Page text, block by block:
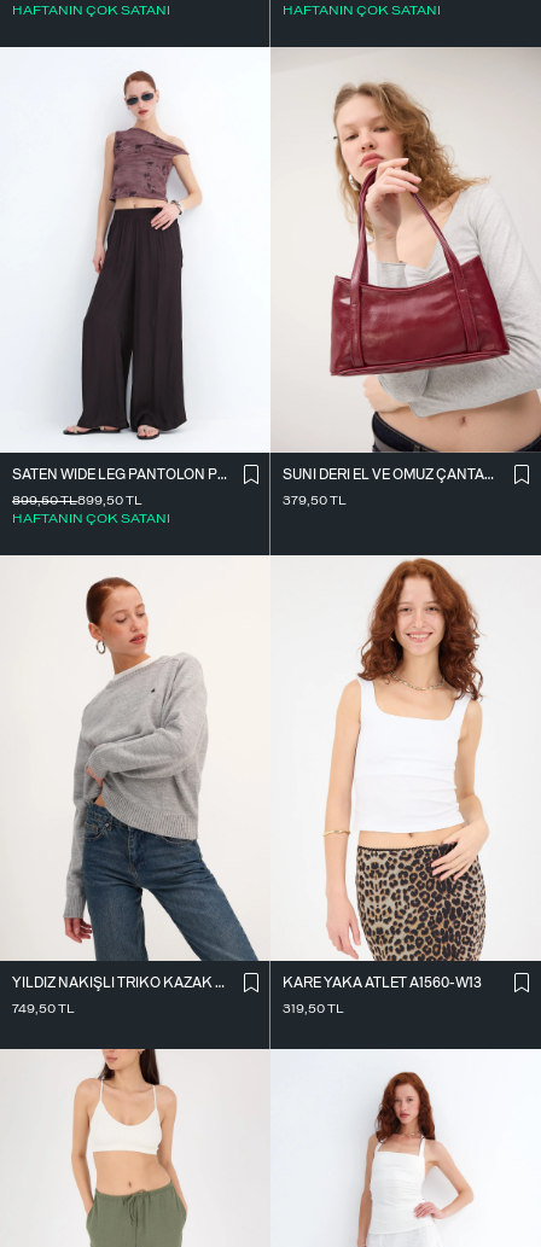
HAFTANIN ÇOK SATANI HAFTANIN ÇOK SATANI
SATEN WIDE LEG PANTOLON PN17298
899,50TL
HAFTANIN ÇOK SATANI
899,50TL
SUNI DERI EL VE OMUZ ÇANTASI Ç09-G11
379,50TL
YILDIZ NAKIŞLI TRIKO KAZAK K3418-D4
749,50TL
KARE YAKA ATLET A1560-W13
319,50TL